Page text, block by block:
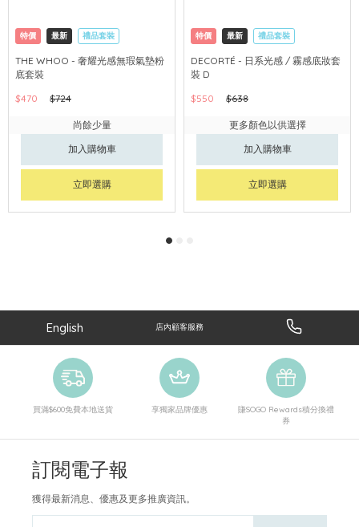
特價 最新 禮品套裝
網購店取 可中國內地配送
THE WHOO - 奢耀光感無瑕氣墊粉
底套裝
$470
$724
尚餘少量
加入購物車
立即選購
特價 最新 禮品套裝
網購店取 可中國內地配送
DECORTÉ - 日系光感 / 霧感底妝套
裝 D
$550
$638
更多顏色以供選擇
加入購物車
立即選購
English 店內顧客服務
買滿$600免費本地送貨 享獨家品牌優惠
賺SOGO Rewards積分換禮
券
訂閱電子報
獲得最新消息、優惠及更多推廣資訊。